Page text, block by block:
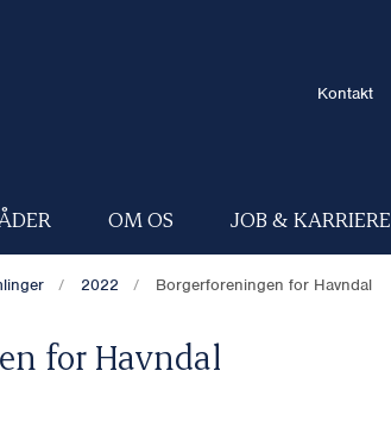
Kontakt
OM OS JOB & KARRIERE
2022 Borgerforeningen for Havndal
for Havndal